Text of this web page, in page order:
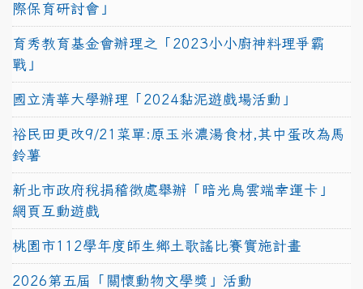
際保育研討會」
育秀教育基金會辦理之「2023小小廚神料理爭霸
戰」
國立清華大學辦理「2024黏泥遊戲場活動」
裕民田更改9/21菜單:原玉米濃湯食材,其中蛋改為馬
鈴薯
新北市政府稅捐稽徵處舉辦「暗光鳥雲端幸運卡」
網頁互動遊戲
桃園市112學年度師生鄉土歌謠比賽實施計畫
2026第五屆「關懷動物文學獎」活動